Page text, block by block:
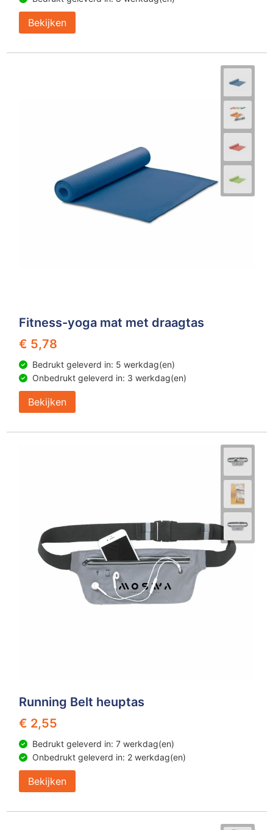
Bekijken
Fitness-yoga mat met draagtas
€ 5,78
Bedrukt geleverd in: 5 werkdag(en)
Onbedrukt geleverd in: 3 werkdag(en)
Bekijken
Running Belt heuptas
€ 2,55
Bedrukt geleverd in: 7 werkdag(en)
Onbedrukt geleverd in: 2 werkdag(en)
Bekijken